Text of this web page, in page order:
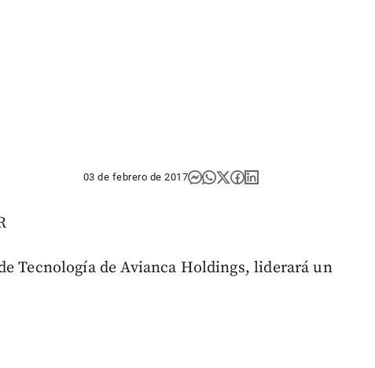
03 de febrero de 2017
Tecnología de Avianca Holdings, liderará un